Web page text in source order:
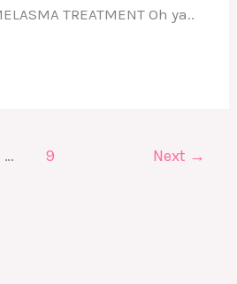
TREATMENT Oh ya..
… 9 Next →